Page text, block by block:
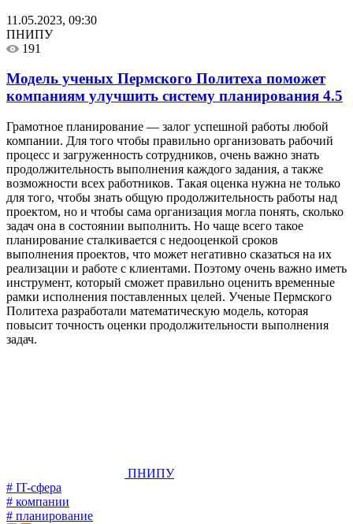
11.05.2023, 09:30
ПНИПУ
191
Модель ученых Пермского Политеха поможет
компаниям улучшить систему планирования 4.5
Грамотное планирование — залог успешной работы любой
компании. Для того чтобы правильно организовать рабочий
процесс и загруженность сотрудников, очень важно знать
продолжительность выполнения каждого задания, а также
возможности всех работников. Такая оценка нужна не только
для того, чтобы знать общую продолжительность работы над
проектом, но и чтобы сама организация могла понять, сколько
задач она в состоянии выполнить. Но чаще всего такое
планирование сталкивается с недооценкой сроков
выполнения проектов, что может негативно сказаться на их
реализации и работе с клиентами. Поэтому очень важно иметь
инструмент, который сможет правильно оценить временные
рамки исполнения поставленных целей. Ученые Пермского
Политеха разработали математическую модель, которая
повысит точность оценки продолжительности выполнения
задач.
ПНИПУ
# IT-сфера
# компании
# планирование